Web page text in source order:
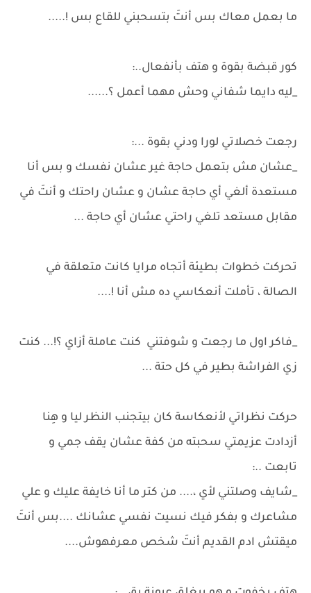
ما بعمل معاك بس أنتَ بتسحبني للقاع بس !.....
كور قبضة بقوة و هتف بأنفعال..:
_ليه دايما شفاني وحش مهما أعمل ؟......
رجعت خصلاتي لورا ودني بقوة ...:
_عشان مش بتعمل حاجة غير عشان نفسك و بس أنا
مستعدة ألغي أي حاجة عشان و عشان راحتك و أنتَ في
مقابل مستعد تلغي راحتي عشان أي حاجة ...
تحركت خطوات بطيئة أتجاه مرايا كانت متعلقة في
الصالة ، تأملت أنعكاسي ده مش أنا !....
_فاكر اول ما رجعت و شوفتني كنت عاملة أزاي ؟!... كنت
زي الفراشة بطير في كل حتة ...
حركت نظراتي لأنعكاسة كان بيتجنب النظر ليا و هِنا
أزدادت عزيمتي سحبته من كفة عشان يقف جمي و
تابعت ..:
_شايف وصلتني لأي ،.... من كتر ما أنا خايفة عليك و علي
مشاعرك و بفكر فيك نسيت نفسي عشانك ....بس أنتَ
ميقتش ادم القديم أنتَ شخص معرفهوش....